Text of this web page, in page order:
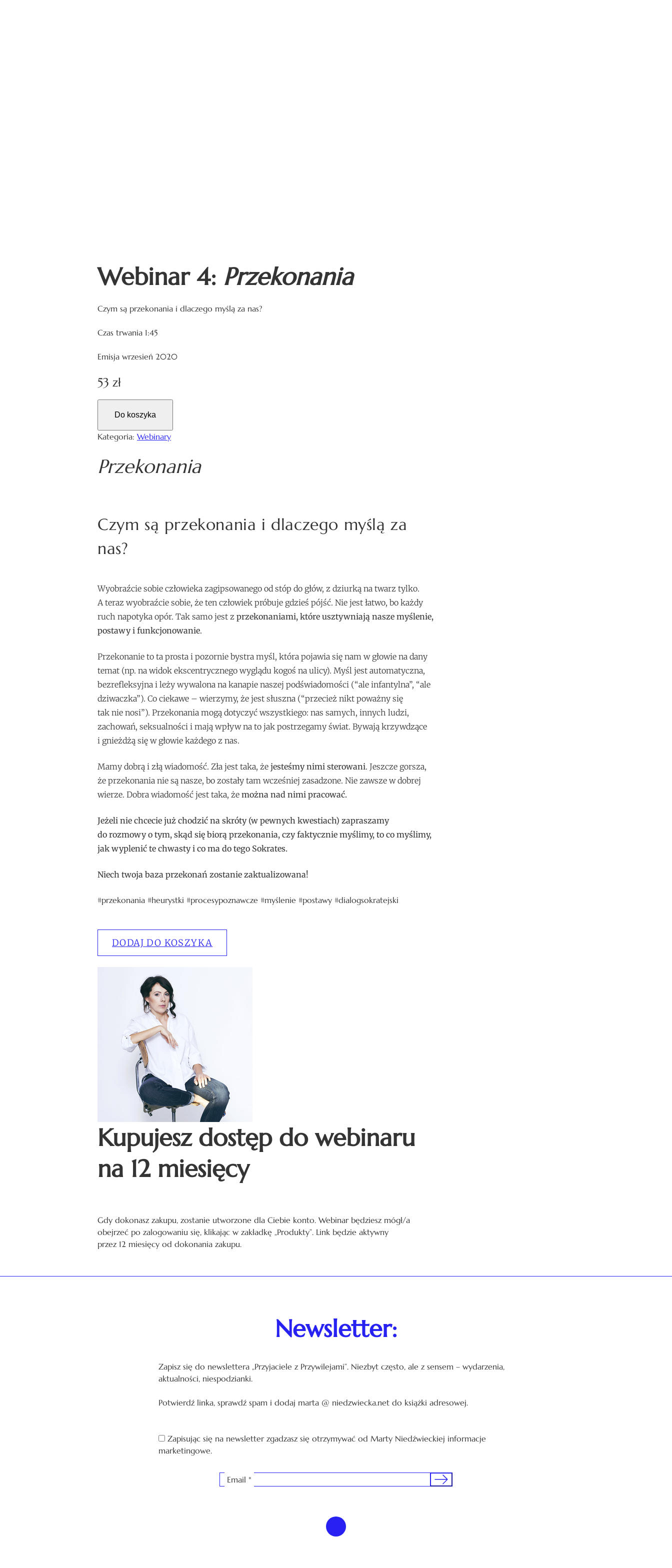
Webinar 4: Przekonania
Czym są przekonania i dlaczego myślą za nas?
Czas trwania 1:45
Emisja wrzesień 2020
53 zł
Do koszyka
Kategoria: Webinary
Przekonania
Czym są przekonania i dlaczego myślą za
nas?
Wyobraźcie sobie człowieka zagipsowanego od stóp do głów, z dziurką na twarz tylko.
A teraz wyobraźcie sobie, że ten człowiek próbuje gdzieś pójść. Nie jest łatwo, bo każdy
ruch napotyka opór. Tak samo jest z przekonaniami, które usztywniają nasze myślenie,
postawy i funkcjonowanie.
Przekonanie to ta prosta i pozornie bystra myśl, która pojawia się nam w głowie na dany
temat (np. na widok ekscentrycznego wyglądu kogoś na ulicy). Myśl jest automatyczna,
bezrefleksyjna i leży wywalona na kanapie naszej podświadomości (“ale infantylna”, “ale
dziwaczka”). Co ciekawe – wierzymy, że jest słuszna (“przecież nikt poważny się
tak nie nosi”). Przekonania mogą dotyczyć wszystkiego: nas samych, innych ludzi,
zachowań, seksualności i mają wpływ na to jak postrzegamy świat. Bywają krzywdzące
i gnieżdżą się w głowie każdego z nas.
Mamy dobrą i złą wiadomość. Zła jest taka, że jesteśmy nimi sterowani. Jeszcze gorsza,
że przekonania nie są nasze, bo zostały tam wcześniej zasadzone. Nie zawsze w dobrej
wierze. Dobra wiadomość jest taka, że można nad nimi pracować.
Jeżeli nie chcecie już chodzić na skróty (w pewnych kwestiach) zapraszamy
do rozmowy o tym, skąd się biorą przekonania, czy faktycznie myślimy, to co myślimy,
jak wyplenić te chwasty i co ma do tego Sokrates.
Niech twoja baza przekonań zostanie zaktualizowana!
#przekonania #heurystki #procesypoznawcze #myślenie #postawy #dialogsokratejski
DODAJ DO KOSZYKA
Kupujesz dostęp do webinaru
na 12 miesięcy
Gdy dokonasz zakupu, zostanie utworzone dla Ciebie konto. Webinar będziesz mógł/a
obejrzeć po zalogowaniu się, klikając w zakładkę „Produkty”. Link będzie aktywny
przez 12 miesięcy od dokonania zakupu.
Newsletter:
Zapisz się do newslettera „Przyjaciele z Przywilejami”. Niezbyt często, ale z sensem – wydarzenia,
aktualności, niespodzianki.
Potwierdź linka, sprawdź spam i dodaj marta @ niedzwiecka.net do książki adresowej.
Zapisując się na newsletter zgadzasz się otrzymywać od Marty Niedźwieckiej informacje
marketingowe.
Email * Sign me up!